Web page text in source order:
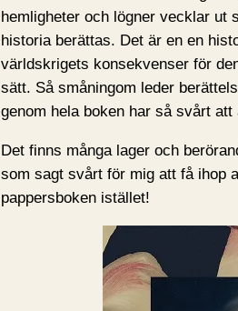
hemligheter och lögner vecklar ut
historia berättas. Det är en en
världskrigets konsekvenser för
sätt. Så småningom leder
genom hela boken har så svårt att
Det finns många lager och
som sagt svårt för mig att få ihop
pappersboken istället!